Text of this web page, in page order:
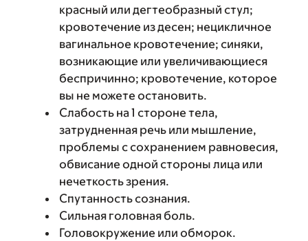
красный или дегтеобразный стул;
кровотечение из десен; нецикличное
вагинальное кровотечение; синяки,
возникающие или увеличивающиеся
беспричинно; кровотечение, которое
вы не можете остановить.
Слабость на 1 стороне тела,
затрудненная речь или мышление,
проблемы с сохранением равновесия,
обвисание одной стороны лица или
нечеткость зрения.
Спутанность сознания.
Сильная головная боль.
Головокружение или обморок.